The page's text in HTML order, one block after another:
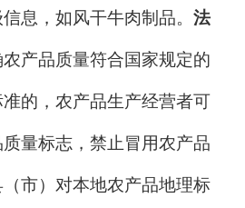
息，如风干牛肉制品。 法
农产品质量符合国家规定的
的，农产品生产经营者可
量标志 ， 禁止冒用农产品
市）对本地农产品地理标